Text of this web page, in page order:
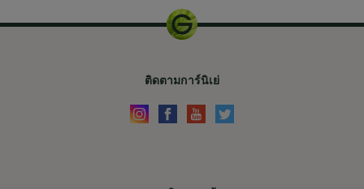
ติดตามการ์นิเย่